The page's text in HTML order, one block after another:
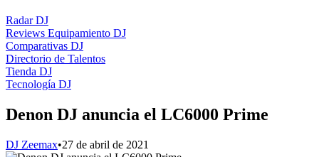
Radar DJ
Reviews Equipamiento DJ
Comparativas DJ
Directorio de Talentos
Tienda DJ
Tecnología DJ
Denon DJ anuncia el LC6000 Prime
DJ Zeemax•27 de abril de 2021